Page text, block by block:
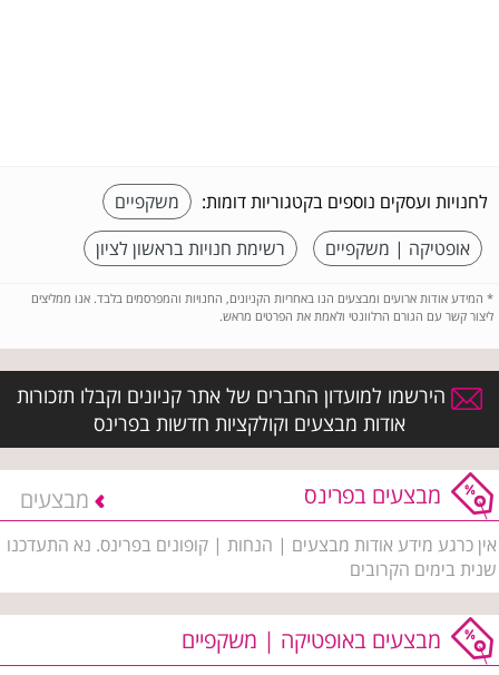
לחנויות ועסקים נוספים בקטגוריות דומות:
משקפיים
אופטיקה | משקפיים
רשימת חנויות בראשון לציון
* המידע אודות ארועים ומבצעים הנו באחריות הקניונים, החנויות והמפרסמים בלבד. אנו ממליצים
ליצור קשר עם הגורם הרלוונטי ולאמת את הפרטים מראש.
הירשמו למועדון החברים של אתר קניונים וקבלו תזכורות
אודות מבצעים וקולקציות חדשות בפרינס
מבצעים בפרינס מבצעים
אין כרגע מידע אודות מבצעים | הנחות | קופונים בפרינס. נא התעדכנו
שנית בימים הקרובים
מבצעים באופטיקה | משקפיים